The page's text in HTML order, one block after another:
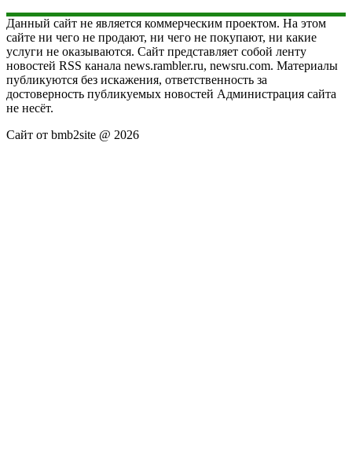
Данный сайт не является коммерческим проектом. На этом
сайте ни чего не продают, ни чего не покупают, ни какие
услуги не оказываются. Сайт представляет собой ленту
новостей RSS канала news.rambler.ru, newsru.com. Материалы
публикуются без искажения, ответственность за
достоверность публикуемых новостей Администрация сайта
не несёт.
Сайт от bmb2site @ 2026